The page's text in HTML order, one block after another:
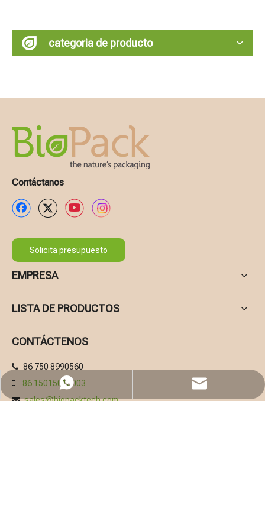
categoria de producto
Contáctanos
Solicita presupuesto
EMPRESA
LISTA DE PRODUCTOS
CONTÁCTENOS
 86 750 8990560
 86 15015013003
 sales@biopacktech.com